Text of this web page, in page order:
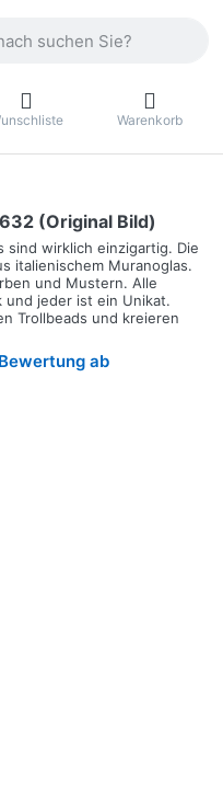
Warenkorb
(Original Bild)
sind wirklich einzigartig. Die
italienischem Muranoglas.
und Mustern. Alle
und jeder ist ein Unikat.
Trollbeads und kreieren
ab